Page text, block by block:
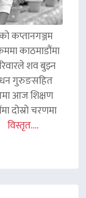
कप्तानगञ्जम
काठमाडौंमा
शव बुझ्न
गुरुङसहित
आज शिक्षण
दोस्रो चरणमा
विस्तृत....